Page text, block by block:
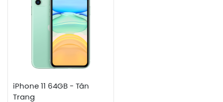
iPhone 11 64GB - Tân
Trang